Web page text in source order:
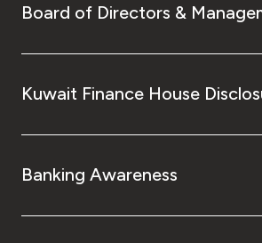
Board of Directors &
Kuwait Finance House
Banking Awareness